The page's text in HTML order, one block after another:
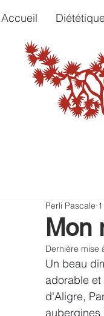
Accueil
Mon
Perli Pascale
Dernière mise
Un beau
adorable et
d'Aligre,
aubergines